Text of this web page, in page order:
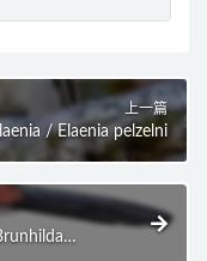
上一篇
/ Elaenia pelzelni